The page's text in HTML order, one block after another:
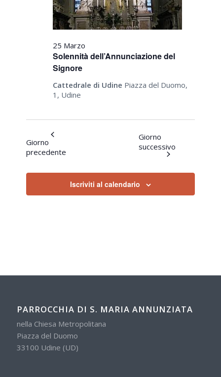
Solennità dell’Annunciazione del
Signore
25 Marzo
Cattedrale di Udine Piazza del Duomo,
1, Udine
Giorno
precedente
Giorno
successivo
Iscriviti al calendario
PARROCCHIA DI S. MARIA ANNUNZIATA
nella Chiesa Metropolitana
Piazza del Duomo
33100 Udine (UD)